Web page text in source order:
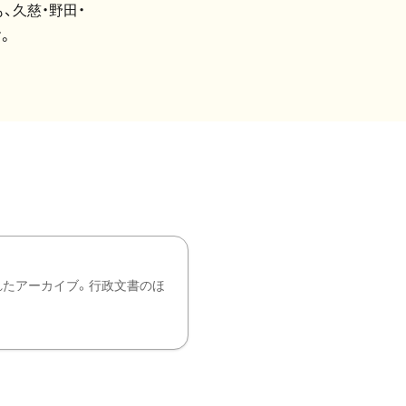
慈・野田・
アーカイブ。行政文書のほ